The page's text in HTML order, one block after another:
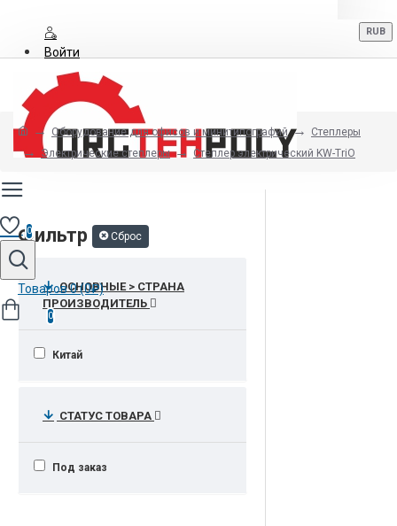
Войти
Регистрация
8 (800) 700-06-12
RUB
0
Товаров 0 (0₽)
0
Оборудование для офисов и минитипографий
Степлеры
Электрические степлеры
Степлер электрический KW-TriO
Фильтр Сброс
ОСНОВНЫЕ > СТРАНА
ПРОИЗВОДИТЕЛЬ
Китай
СТАТУС ТОВАРА
Под заказ